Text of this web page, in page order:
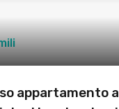
appartamento